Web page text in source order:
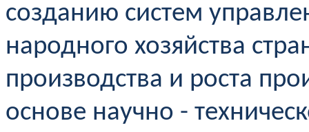
созданию систем
народного хозяйства
производства и роста
основе научно -